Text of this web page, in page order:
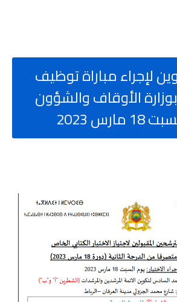
لإجراء مباراة توظيف
بوزارة الأوقاف والشؤون
2023